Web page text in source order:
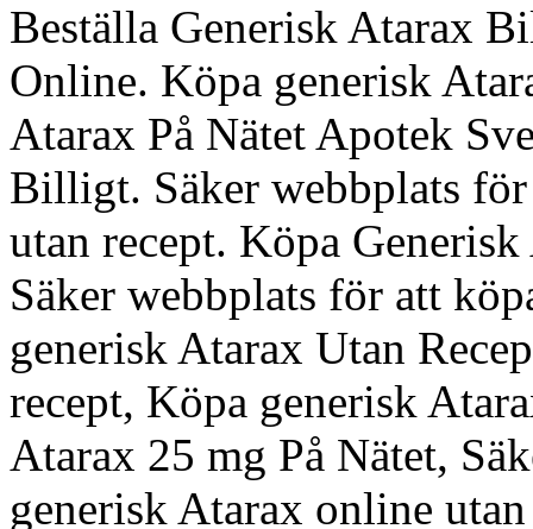
Beställa Generisk Atarax
Online. Köpa generisk
Atarax På Nätet Apotek
Billigt. Säker webbplats
utan recept. Köpa
Säker webbplats för att
generisk Atarax Utan
recept, Köpa generisk
Atarax 25 mg På Nätet,
generisk Atarax online